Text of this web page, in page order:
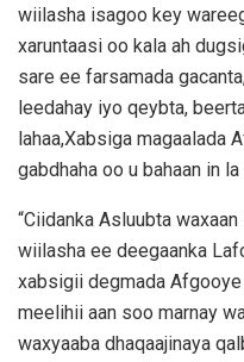
wiilasha isagoo key
xaruntaasi oo kala ah
sare ee farsamada
leedahay iyo qeybta,
lahaa,Xabsiga magaalada
gabdhaha oo u bahaan in
“Ciidanka Asluubta
wiilasha ee deegaanka
xabsigii degmada
meelihii aan soo marnay
waxyaaba dhaqaajinaya